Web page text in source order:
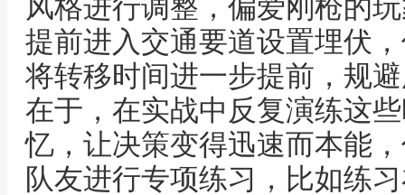
风格进行调整，偏爱刚枪的
提前进入交通要道设置埋伏
将转移时间进一步提前，规
在于，在实战中反复演练这
忆，让决策变得迅速而本能
队友进行专项练习，比如练